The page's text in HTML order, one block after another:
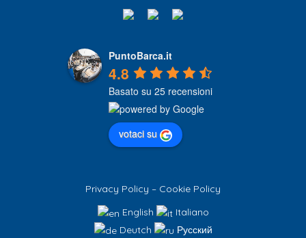
PuntoBarca.it
4.8
Basato su 25 recensioni
votaci su
Privacy Policy – Cookie Policy
English
Italiano
Deutch
Русский